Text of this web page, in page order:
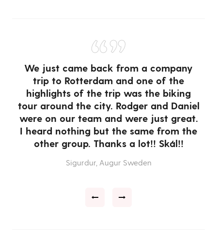
“”
We just came back from a company
trip to Rotterdam and one of the
highlights of the trip was the biking
tour around the city. Rodger and Daniel
were on our team and were just great.
I heard nothing but the same from the
other group. Thanks a lot!! Skál!!
Sigurdur, Augur Sweden